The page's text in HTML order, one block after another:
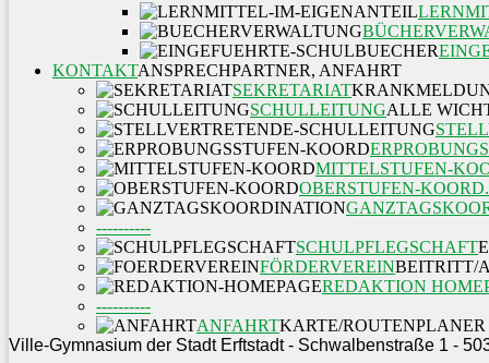
KONTAKTANSPRECHPARTNER, ANFAHRT
SEKRETARIAT
SCHULLEITUNGALLE
MITTELSTUFEN-
OBERSTUFEN-KOORD.
----------
SCHULPFLEGSCHAFT
FÖRDERVEREINBEITRITT/
REDAKTION
----------
ANFAHRTKARTE/ROUTENPLANER
Ville-Gymnasium der Stadt Erftstadt - Schwalbenstraße 1 -